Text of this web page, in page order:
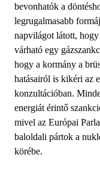
bevonhatók a
legrugalmasabb
napvilágot látott, hogy
várható egy
hogy a kormány a
hatásairól is kikéri az
konzultációban.
energiát érintő
mivel az Európai
baloldali pártok a
körébe.